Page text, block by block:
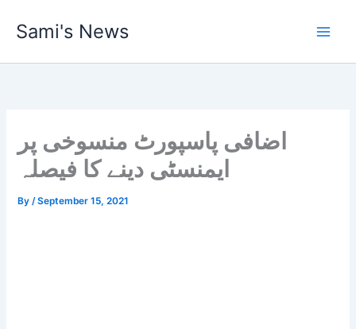
Sami's News
اضافی پاسپورٹ منسوخی پر
ایمنسٹی دینے کا فیصلہ
By/September 15, 2021